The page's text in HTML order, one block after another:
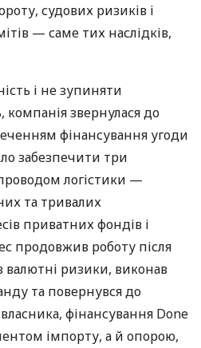
судових ризиків і
— саме тих наслідків,
і не зупиняти
компанія звернулася до
фінансування угоди
забезпечити три
логістики —
та тривалих
приватних фондів і
продовжив роботу після
валютні ризики, виконав
та повернувся до
фінансування Done
імпорту, а й опорою,